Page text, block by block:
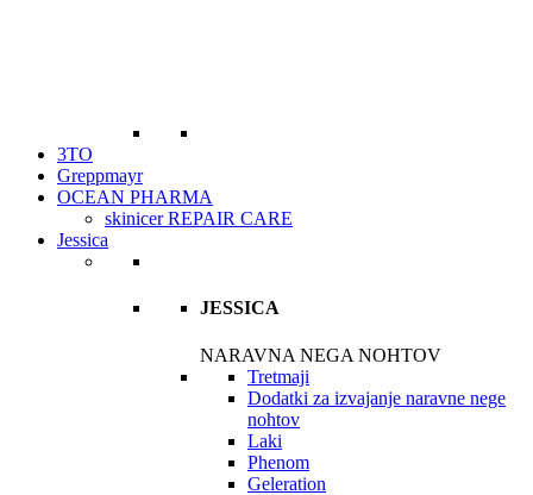
3TO
Greppmayr
OCEAN PHARMA
skinicer REPAIR CARE
Jessica
JESSICA
NARAVNA NEGA NOHTOV
Tretmaji
Dodatki za izvajanje naravne nege
nohtov
Laki
Phenom
Geleration